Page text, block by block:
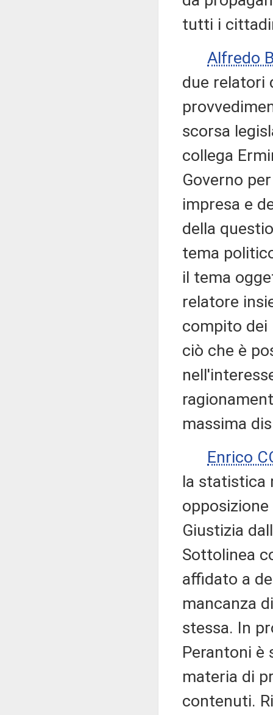
tutti i
Alfredo
due relatori
scorsa
collega
Governo
impresa e
della
tema
il tema
relatore
compito
ciò che è
massima
Enrico
la statistica
Giustizia
Sottolinea
affidato a
mancanza
stessa. In
Perantoni è
materia di
contenuti.